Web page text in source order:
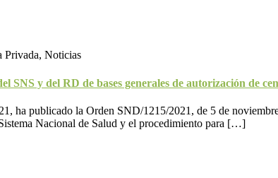
Privada, Noticias
SNS y del RD de bases generales de autorización de
ha publicado la Orden SND/1215/2021, de 5 de
Nacional de Salud y el procedimiento para […]